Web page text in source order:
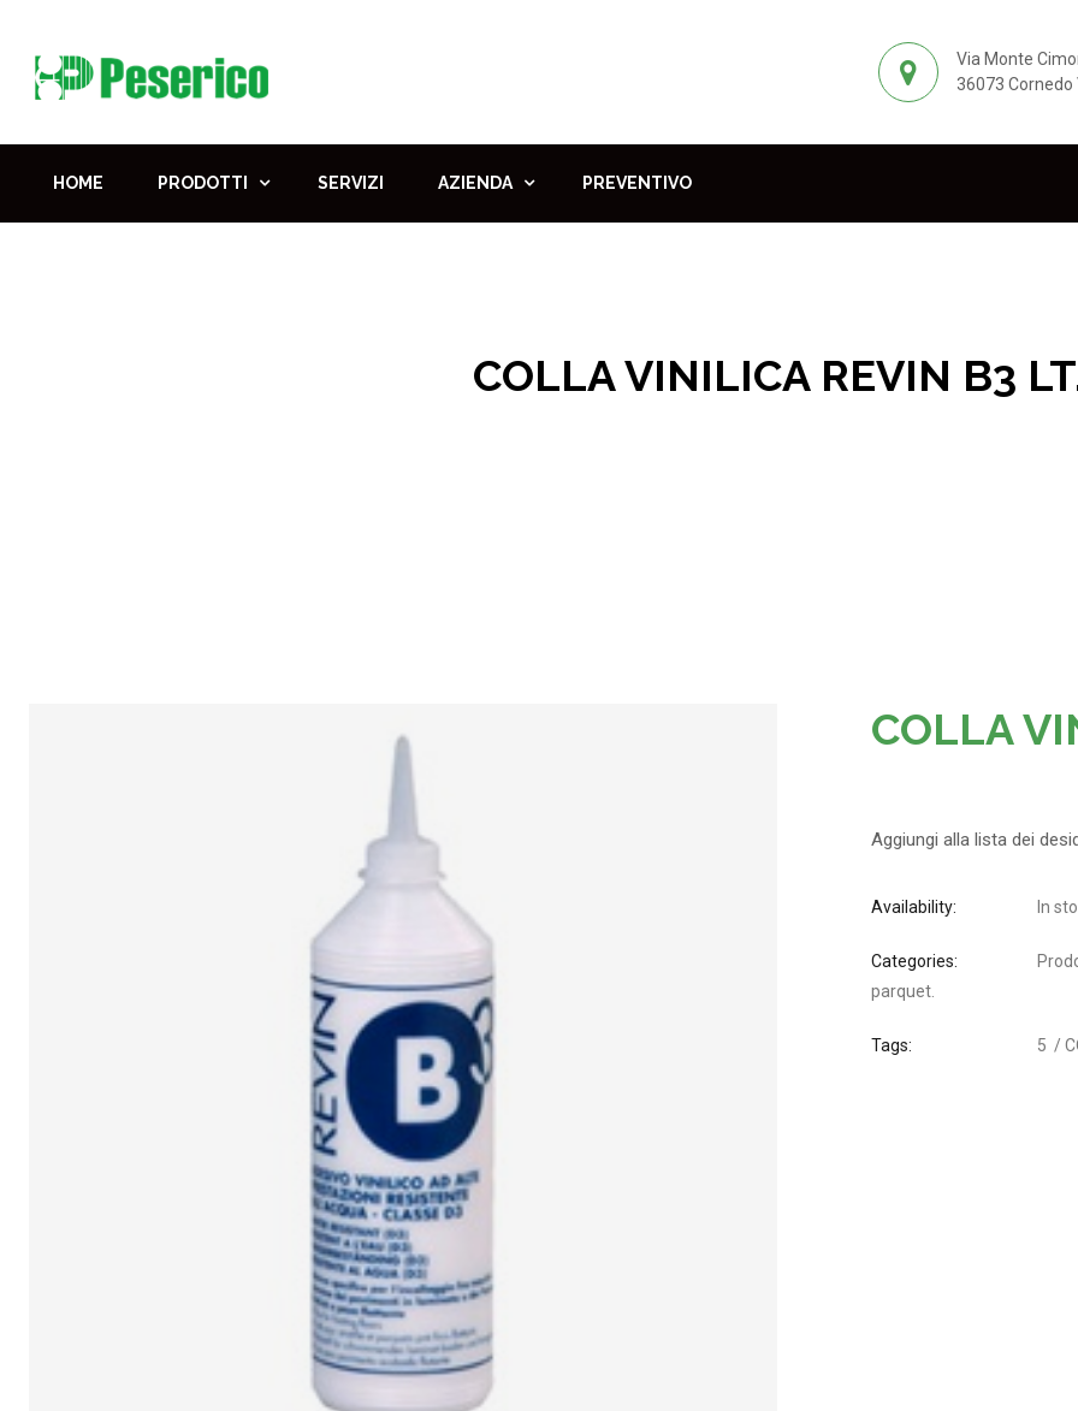
Via Monte
36073 Cornedo
HOME PRODOTTI SERVIZI AZIENDA PREVENTIVO
COLLA VINILICA REVIN B3
COLLA
Aggiungi alla lista dei
Availability: In
Categories:
parquet.
Tags: 5 /